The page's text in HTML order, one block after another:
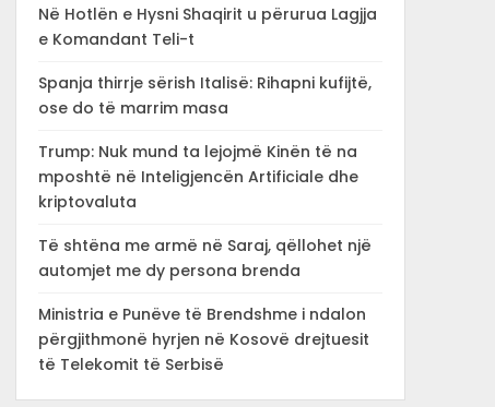
Në Hotlën e Hysni Shaqirit u përurua Lagjja
e Komandant Teli-t
Spanja thirrje sërish Italisë: Rihapni kufijtë,
ose do të marrim masa
Trump: Nuk mund ta lejojmë Kinën të na
mposhtë në Inteligjencën Artificiale dhe
kriptovaluta
Të shtëna me armë në Saraj, qëllohet një
automjet me dy persona brenda
Ministria e Punëve të Brendshme i ndalon
përgjithmonë hyrjen në Kosovë drejtuesit
të Telekomit të Serbisë